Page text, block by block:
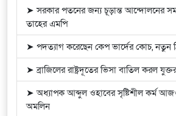
➤ সরকার পতনের জন্য চূড়ান্ত আন্দোলনের
তাহের এমপি
➤ পদত্যাগ করেছেন কেপ ভার্দের কোচ, নতুন
➤ ব্রাজিলের রাষ্ট্রদূতের ভিসা বাতিল করল
➤ অধ্যাপক আব্দুল ওহাবের সৃষ্টিশীল কর্ম
অমলিন